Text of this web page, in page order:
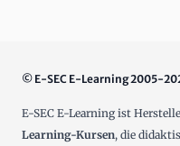
© E-SEC E-Learning 2005-
E-SEC E-Learning ist
Learning-Kursen, die